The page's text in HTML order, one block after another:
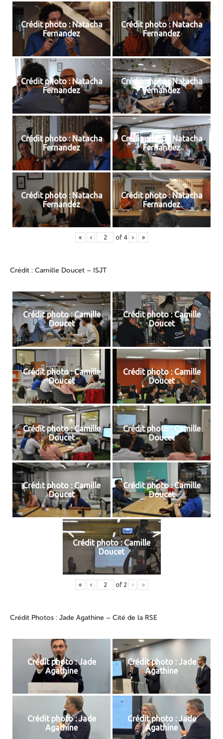
Crédit photo : Natacha
Fernandez
Crédit photo : Natacha
Fernandez
Crédit photo : Natacha
Fernandez
Crédit photo : Natacha
Fernandez
Crédit photo : Natacha
Fernandez
Crédit photo : Natacha
Fernandez
Crédit photo : Natacha
Fernandez
Crédit photo : Natacha
Fernandez
« ‹ of 4 › »
Crédit : Camille Doucet – ISJT
Crédit photo : Camille
Doucet
Crédit photo : Camille
Doucet
Crédit photo : Camille
Doucet
Crédit photo : Camille
Doucet
Crédit photo : Camille
Doucet
Crédit photo : Camille
Doucet
Crédit photo : Camille
Doucet
Crédit photo : Camille
Doucet
Crédit photo : Camille
Doucet
« ‹ of 2 › »
Crédit Photos : Jade Agathine – Cité de la RSE
Crédit photo : Jade
Agathine
Crédit photo : Jade
Agathine
Crédit photo : Jade
Agathine
Crédit photo : Jade
Agathine